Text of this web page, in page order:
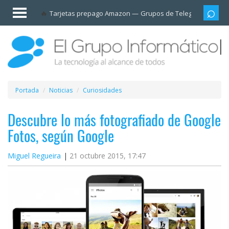
Tarjetas prepago Amazon Grupos de Telegram
Invitado
Iniciar
sesión /
Registrarse
Esenciales
Móviles
Ofertas
Apps
Plataformas
Portada Noticias Curiosidades
Descubre lo más fotografiado de Google
Fotos, según Google
Miguel Regueira 21 octubre 2015, 17:47